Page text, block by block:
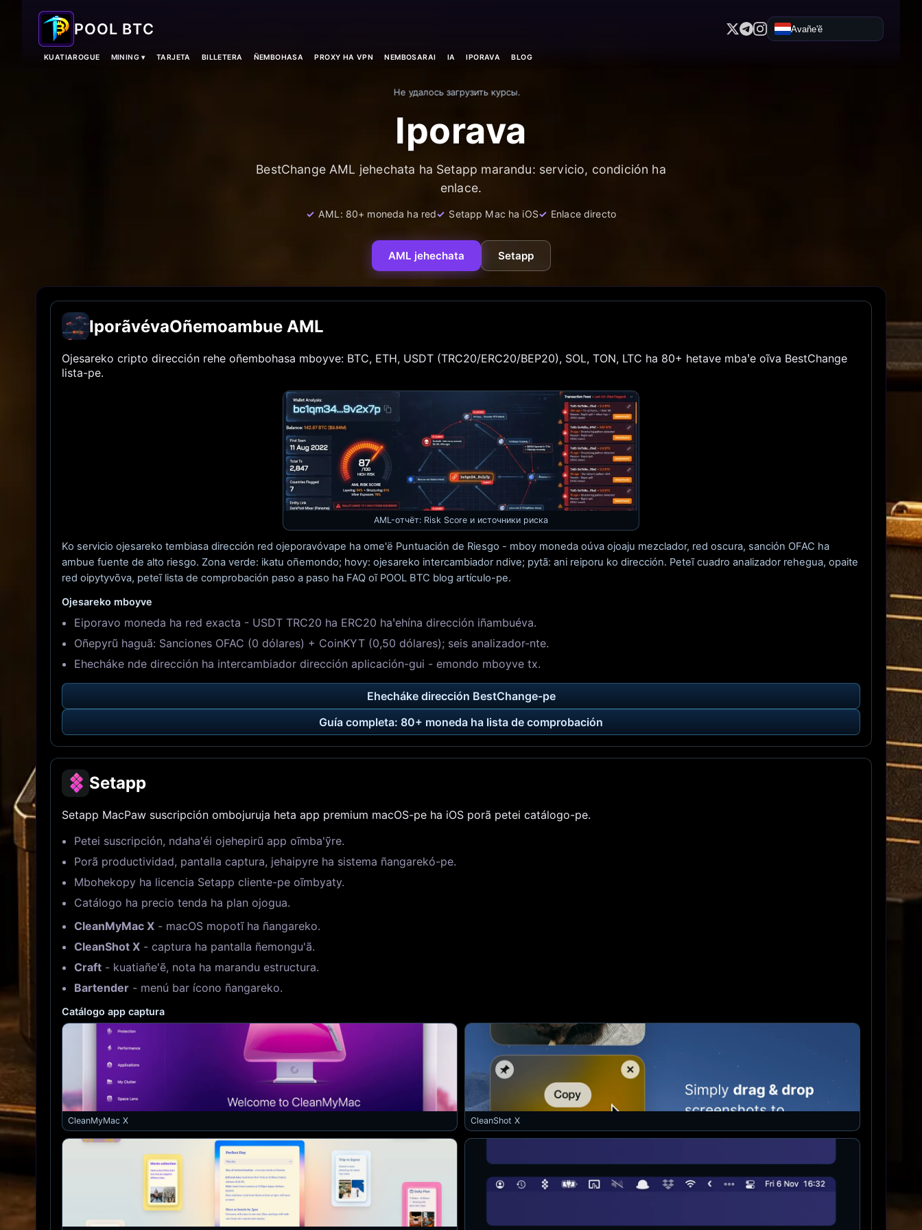
POOL BTC Avañe'ẽ
KUATIAROGUE MINING ▾ TARJETA BILLETERA ÑEMBOHASA PROXY HA VPN NEMBOSARAI IA IPORAVA BLOG
Не удалось загрузить курсы.
Iporava
BestChange AML jehechata ha Setapp marandu: servicio, condición ha
enlace.
AML: 80+ moneda ha red Setapp Mac ha iOS Enlace directo
AML jehechata Setapp
IporãvévaOñemoambue AML
Ojesareko cripto dirección rehe oñembohasa mboyve: BTC, ETH, USDT (TRC20/ERC20/BEP20), SOL, TON, LTC ha 80+ hetave mbaꞌe oĩva BestChange
lista-pe.
AML-отчёт: Risk Score и источники риска
Ko servicio ojesareko tembiasa dirección red ojeporavóvape ha ome'ë Puntuación de Riesgo - mboy moneda oúva ojoaju mezclador, red oscura, sanción OFAC ha
ambue fuente de alto riesgo. Zona verde: ikatu oñemondo; hovy: ojesareko intercambiador ndive; pytã: ani reiporu ko dirección. Peteĩ cuadro analizador rehegua, opaite
red oipytyvõva, peteĩ lista de comprobación paso a paso ha FAQ oĩ POOL BTC blog artículo-pe.
Ojesareko mboyve
Eiporavo moneda ha red exacta - USDT TRC20 ha ERC20 haꞌehína dirección iñambuéva.
Oñepyrũ haguã: Sanciones OFAC (0 dólares) + CoinKYT (0,50 dólares); seis analizador-nte.
Ehecháke nde dirección ha intercambiador dirección aplicación-gui - emondo mboyve tx.
Ehecháke dirección BestChange-pe
Guía completa: 80+ moneda ha lista de comprobación
Setapp
Setapp MacPaw suscripción ombojuruja heta app premium macOS-pe ha iOS porã petei catálogo-pe.
Petei suscripción, ndaha'éi ojehepirũ app oĩmba'ỹre.
Porã productividad, pantalla captura, jehaipyre ha sistema ñangarekó-pe.
Mbohekopy ha licencia Setapp cliente-pe oĩmbyaty.
Catálogo ha precio tenda ha plan ojogua.
CleanMyMac X - macOS mopotĩ ha ñangareko.
CleanShot X - captura ha pantalla ñemongu'ã.
Craft - kuatiañe'ẽ, nota ha marandu estructura.
Bartender - menú bar ícono ñangareko.
Catálogo app captura
CleanMyMac X CleanShot X